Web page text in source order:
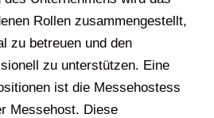
Rollen zusammengestellt,
zu betreuen und den
zu unterstützen. Eine
ist die Messehostess
Messehost. Diese